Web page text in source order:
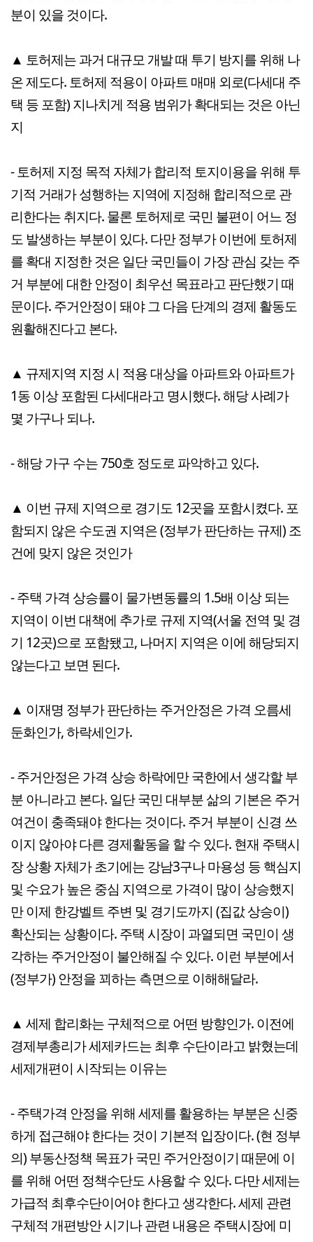
분이 있을 것이다.
▲ 토허제는 과거 대규모 개발 때 투기 방지를 위해 나
온 제도다. 토허제 적용이 아파트 매매 외로(다세대 주
택 등 포함) 지나치게 적용 범위가 확대되는 것은 아닌
지
- 토허제 지정 목적 자체가 합리적 토지이용을 위해 투
기적 거래가 성행하는 지역에 지정해 합리적으로 관
리한다는 취지다. 물론 토허제로 국민 불편이 어느 정
도 발생하는 부분이 있다. 다만 정부가 이번에 토허제
를 확대 지정한 것은 일단 국민들이 가장 관심 갖는 주
거 부분에 대한 안정이 최우선 목표라고 판단했기 때
문이다. 주거안정이 돼야 그 다음 단계의 경제 활동도
원활해진다고 본다.
▲ 규제지역 지정 시 적용 대상을 아파트와 아파트가
1동 이상 포함된 다세대라고 명시했다. 해당 사례가
몇 가구나 되나.
- 해당 가구 수는 750호 정도로 파악하고 있다.
▲ 이번 규제 지역으로 경기도 12곳을 포함시켰다. 포
함되지 않은 수도권 지역은 (정부가 판단하는 규제) 조
건에 맞지 않은 것인가
- 주택 가격 상승률이 물가변동률의 1.5배 이상 되는
지역이 이번 대책에 추가로 규제 지역(서울 전역 및 경
기 12곳)으로 포함됐고, 나머지 지역은 이에 해당되지
않는다고 보면 된다.
▲ 이재명 정부가 판단하는 주거안정은 가격 오름세
둔화인가, 하락세인가.
- 주거안정은 가격 상승 하락에만 국한에서 생각할 부
분 아니라고 본다. 일단 국민 대부분 삶의 기본은 주거
여건이 충족돼야 한다는 것이다. 주거 부분이 신경 쓰
이지 않아야 다른 경제활동을 할 수 있다. 현재 주택시
장 상황 자체가 초기에는 강남3구나 마용성 등 핵심지
및 수요가 높은 중심 지역으로 가격이 많이 상승했지
만 이제 한강벨트 주변 및 경기도까지 (집값 상승이)
확산되는 상황이다. 주택 시장이 과열되면 국민이 생
각하는 주거안정이 불안해질 수 있다. 이런 부분에서
(정부가) 안정을 꾀하는 측면으로 이해해달라.
▲ 세제 합리화는 구체적으로 어떤 방향인가. 이전에
경제부총리가 세제카드는 최후 수단이라고 밝혔는데
세제개편이 시작되는 이유는
- 주택가격 안정을 위해 세제를 활용하는 부분은 신중
하게 접근해야 한다는 것이 기본적 입장이다. (현 정부
의) 부동산정책 목표가 국민 주거안정이기 때문에 이
를 위해 어떤 정책수단도 사용할 수 있다. 다만 세제는
가급적 최후수단이어야 한다고 생각한다. 세제 관련
구체적 개편방안 시기나 관련 내용은 주택시장에 미